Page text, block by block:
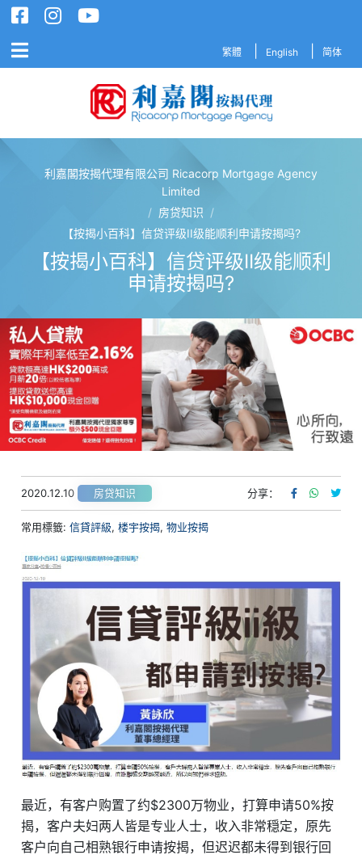
繁體 English 简体
利嘉閣按揭代理有限公司 Ricacorp Mortgage Agency
Limited
/ 房贷知识 /
【按揭小百科】信贷评级II级能顺利申请按揭吗?
【按揭小百科】信贷评级II级能顺利
申请按揭吗?
2020.12.10 房贷知识 分享：
常用標籤:信貸評級,楼宇按揭,物业按揭
最近，有客户购置了约$2300万物业，打算申请50%按
揭，客户夫妇两人皆是专业人士，收入非常穏定，原先
客户向自己相熟银行申请按揭，但迟迟都未得到银行回